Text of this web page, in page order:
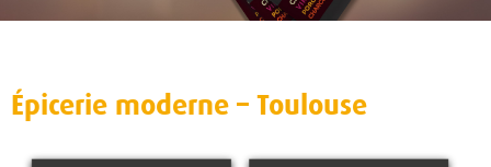
Épicerie moderne – Toulouse